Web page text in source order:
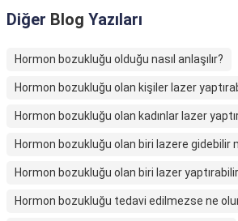
Diğer Blog Yazıları
Hormon bozukluğu olduğu nasıl anlaşılır?
Hormon bozukluğu olan kişiler lazer
Hormon bozukluğu olan kadınlar lazer
Hormon bozukluğu olan biri lazere gidebilir
Hormon bozukluğu olan biri lazer
Hormon bozukluğu tedavi edilmezse ne